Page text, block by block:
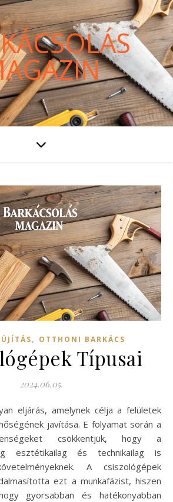
, OTTHONI BARKÁCS
Típusai
2024.06.05.
javítása. E folyamat során a
csökkentjük, hogy a
esztétikailag és technikailag is
A csiszológépek
ezt a munkafázist, hiszen
gyorsabban és hatékonyabban